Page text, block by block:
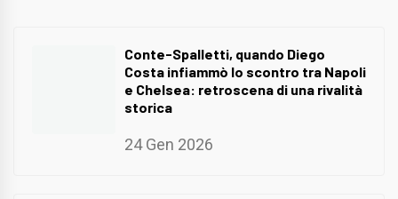
Conte-Spalletti, quando Diego
Costa infiammò lo scontro tra Napoli
e Chelsea: retroscena di una rivalità
storica
24 Gen 2026